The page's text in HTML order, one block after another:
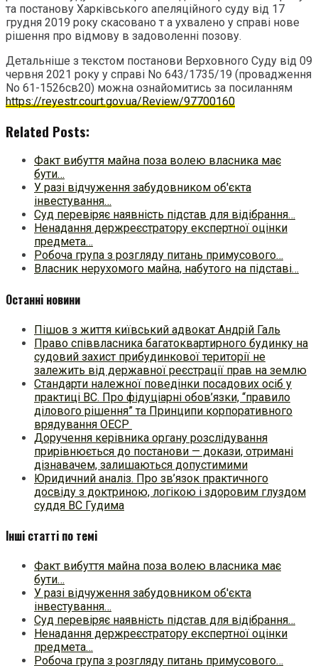
та постанову Харківського апеляційного суду від 17
грудня 2019 року скасовано т а ухвалено у справі нове
рішення про відмову в задоволенні позову.
Детальніше з текстом постанови Верховного Суду від 09
червня 2021 року у справі No 643/1735/19 (провадження
No 61-1526св20) можна ознайомитись за посиланням
https://reyestr.court.gov.ua/Review/97700160
Related Posts:
Факт вибуття майна поза волею власника має
бути…
У разі відчуження забудовником об'єкта
інвестування…
Суд перевіряє наявність підстав для відібрання…
Ненадання держреєстратору експертної оцінки
предмета…
Робоча група з розгляду питань примусового…
Власник нерухомого майна, набутого на підставі…
Останні новини
Пішов з життя київський адвокат Андрій Галь
Право співвласника багатоквартирного будинку на
судовий захист прибудинкової території не
залежить від державної реєстрації прав на землю
Стандарти належної поведінки посадових осіб у
практиці ВC. Про фідуціарні обов’язки, “правило
ділового рішення” та Принципи корпоративного
врядування ОЕСР
Доручення керівника органу розслідування
прирівнюється до постанови — докази, отримані
дізнавачем, залишаються допустимими
Юридичний аналіз. Про зв’язок практичного
досвіду з доктриною, логікою і здоровим глуздом
суддя ВС Гудима
Інші статті по темі
Факт вибуття майна поза волею власника має
бути…
У разі відчуження забудовником об'єкта
інвестування…
Суд перевіряє наявність підстав для відібрання…
Ненадання держреєстратору експертної оцінки
предмета…
Робоча група з розгляду питань примусового…